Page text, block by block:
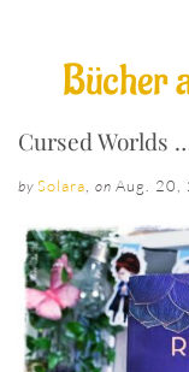
Bücher
Cursed Worlds
by Solara on Aug. 20,